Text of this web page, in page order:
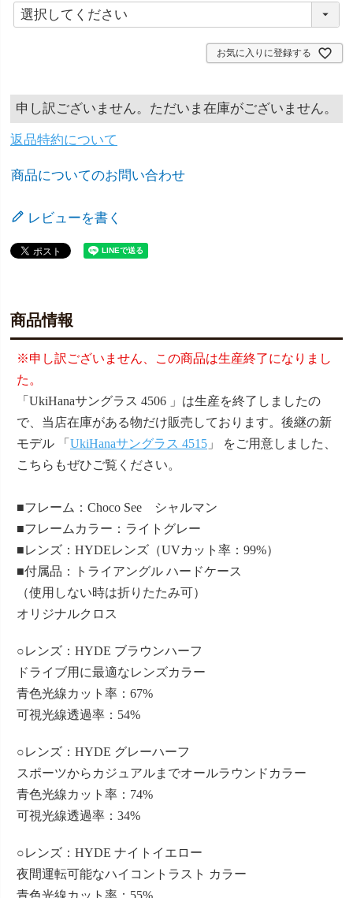
必
お気に入りに登録する
申し訳ございません。ただいま在庫がございません。
返品特約について
商品についてのお問い合わせ
レビューを書く
商品情報
※申し訳ございません、この商品は生産終了になりまし
た。
「UkiHanaサングラス 4506 」は生産を終了しましたの
で、当店在庫がある物だけ販売しております。後継の新
モデル 「 UkiHanaサングラス 4515 」 をご用意しました、
こちらもぜひご覧ください。
■フレーム：Choco See シャルマン
■フレームカラー：ライトグレー
■レンズ：HYDEレンズ（UVカット率：99%）
■付属品：トライアングル ハードケース
（使用しない時は折りたたみ可）
オリジナルクロス
○レンズ：HYDE ブラウンハーフ
ドライブ用に最適なレンズカラー
青色光線カット率：67%
可視光線透過率：54%
○レンズ：HYDE グレーハーフ
スポーツからカジュアルまでオールラウンドカラー
青色光線カット率：74%
可視光線透過率：34%
○レンズ：HYDE ナイトイエロー
夜間運転可能なハイコントラスト カラー